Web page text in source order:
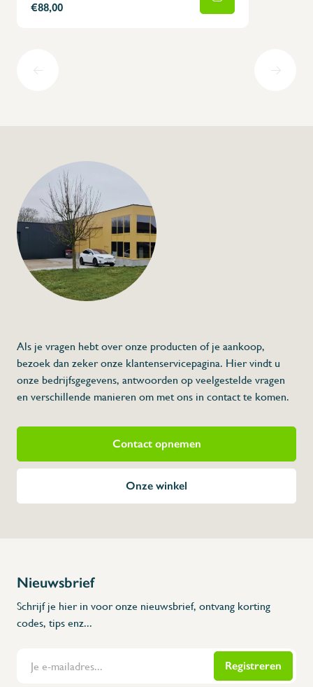
€88,00
Flanders Inox | Karperstraat 6, 8400 Oostende | België | BNP Paribas Fortis:
Als je vragen hebt over onze producten of je aankoop,
bezoek dan zeker onze klantenservicepagina. Hier vindt u
onze bedrijfsgegevens, antwoorden op veelgestelde vragen
en verschillende manieren om met ons in contact te komen.
Contact opnemen
Onze winkel
Nieuwsbrief
Schrijf je hier in voor onze nieuwsbrief, ontvang korting
codes, tips enz...
Registreren